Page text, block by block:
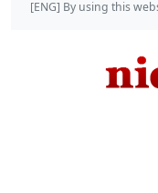
[ENG] By using this